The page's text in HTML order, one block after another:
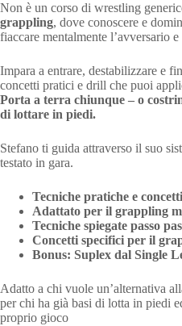
Non è un corso di wrestling
grappling, dove conoscere e
fiaccare mentalmente l’avversario
Impara a entrare, destabilizzare e
concetti pratici e drill che puoi
Porta a terra chiunque – o
di lottare in piedi.
Stefano ti guida attraverso il suo
testato in gara.
Tecniche pratiche e
Adattato per il grappling
Tecniche spiegate passo
Concetti specifici per il
Bonus: Suplex dal Single
Adatto a chi vuole un’alternativa
per chi ha già basi di lotta in piedi
proprio gioco